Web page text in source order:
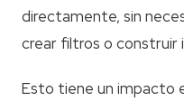
directamente, sin
crear filtros o construir
Esto tiene un impacto